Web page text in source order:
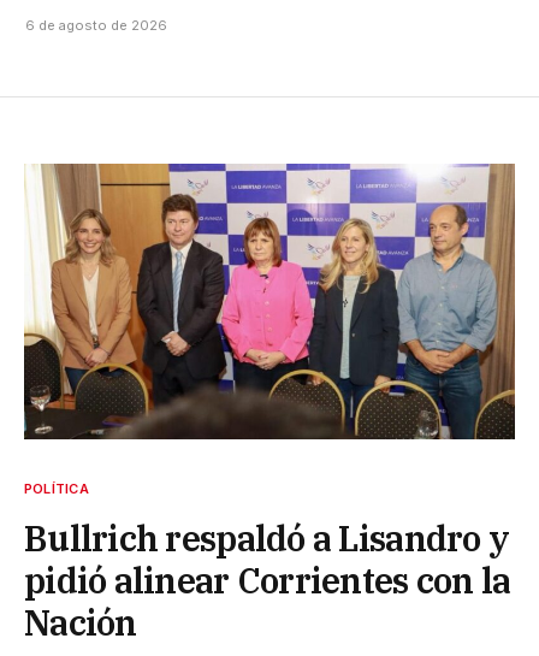
6 de agosto de 2026
POLÍTICA
Bullrich respaldó a Lisandro y
pidió alinear Corrientes con la
Nación